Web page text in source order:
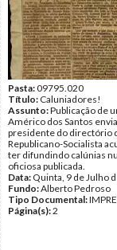
Pasta:09795.020
Título: Caluniadores!
Assunto:Publicação de
Américo dos Santos
presidente do directório
Republicano-Socialista
ter difundindo calúnias
oficiosa publicada.
Data: Quinta, 9 de Julho
Fundo:Alberto Pedroso
Tipo Documental:
Página(s):2